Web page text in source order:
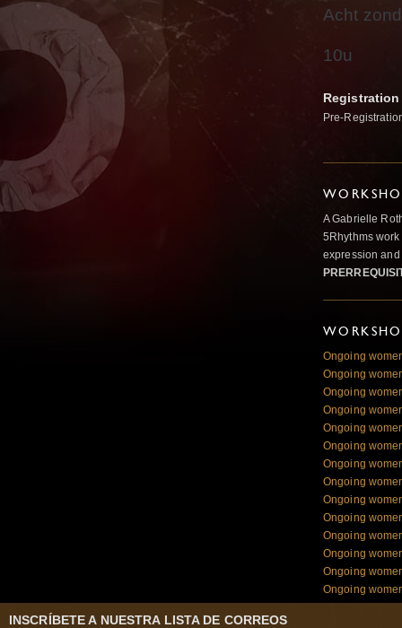
Acht
10u
Pre-
A Gabrielle
5Rhythms
expression
Ongoing
Ongoing
Ongoing
Ongoing
Ongoing
Ongoing
Ongoing
Ongoing
Ongoing
Ongoing
Ongoing
Ongoing
Ongoing
Ongoing
INSCRÍBETE A NUESTRA LISTA DE CORREOS